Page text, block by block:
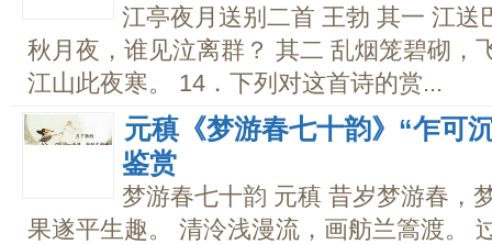
江亭夜月送别二首 王勃 其一 江送
秋月夜，谁见泣离群？ 其二 乱烟笼碧砌，
江山此夜寒。 14．下列对这首诗的赏...
元稹《梦游春七十韵》“乍可
鉴赏
梦游春七十韵 元稹 昔岁梦游春，
果遂平生趣。 清泠浅漫流，画舫兰篙渡。